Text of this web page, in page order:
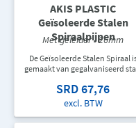
AKIS PLASTIC
Geïsoleerde Stalen
Spiraalpijpen
Met geleider - 26mm
De Geïsoleerde Stalen Spiraal
gemaakt van gegalvaniseerd
elektrische installaties, motoren,
machines en
SRD 67,76
excl. BTW